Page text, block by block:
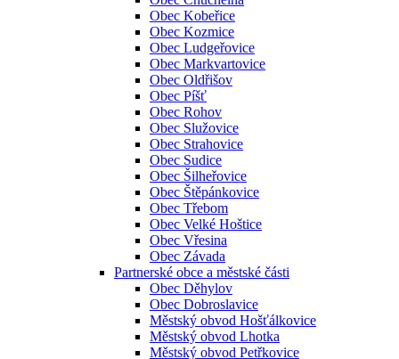
Obec Kobeřice
Obec Kozmice
Obec Ludgeřovice
Obec Markvartovice
Obec Oldřišov
Obec Píšť
Obec Rohov
Obec Služovice
Obec Strahovice
Obec Sudice
Obec Šilheřovice
Obec Štěpánkovice
Obec Třebom
Obec Velké Hoštice
Obec Vřesina
Obec Závada
Partnerské obce a městské části
Obec Děhylov
Obec Dobroslavice
Městský obvod Hošťálkovice
Městský obvod Lhotka
Městský obvod Petřkovice